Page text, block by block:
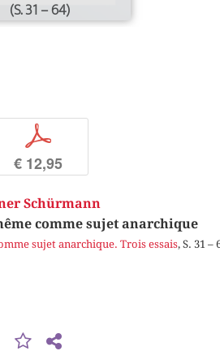
(S. 31 – 64)
p
€ 12,95
Schürmann
comme sujet anarchique
sujet anarchique. Trois essais, S. 31 –